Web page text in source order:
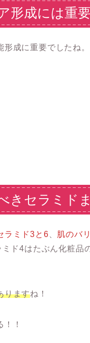
形成には重要
成に重要でしたね。
きセラミド
ラミド3と6
肌のバ
ミド4はたぶん化粧品
りますね！
！